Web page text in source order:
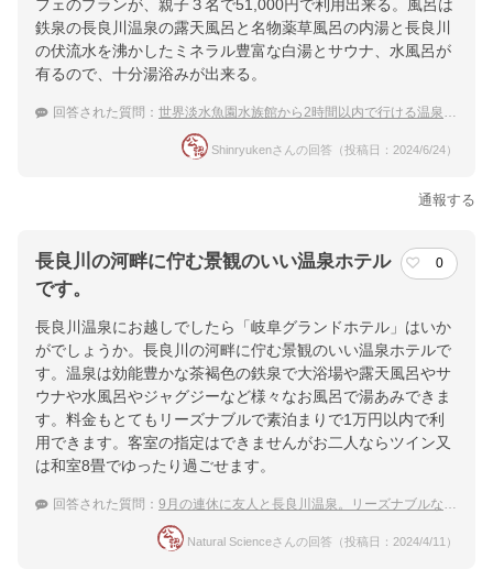
フェのプランが、親子３名で51,000円で利用出来る。風呂は
鉄泉の長良川温泉の露天風呂と名物薬草風呂の内湯と長良川
の伏流水を沸かしたミネラル豊富な白湯とサウナ、水風呂が
有るので、十分湯浴みが出来る。
回答された質問： 世界淡水魚園水族館から2時間以内で行ける温泉宿のおすすめは？
Shinryukenさんの回答（投稿日：2024/6/24）
通報する
長良川の河畔に佇む景観のいい温泉ホテル
です。
0
長良川温泉にお越しでしたら「岐阜グランドホテル」はいか
がでしょうか。長良川の河畔に佇む景観のいい温泉ホテルで
す。温泉は効能豊かな茶褐色の鉄泉で大浴場や露天風呂やサ
ウナや水風呂やジャグジーなど様々なお風呂で湯あみできま
す。料金もとてもリーズナブルで素泊まりで1万円以内で利
用できます。客室の指定はできませんがお二人ならツイン又
は和室8畳でゆったり過ごせます。
回答された質問： 9月の連休に友人と長良川温泉。リーズナブルな宿のおすすめは？
Natural Scienceさんの回答（投稿日：2024/4/11）